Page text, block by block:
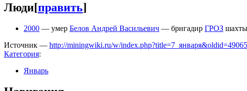
Люди[править]
2000 — умер Белов Андрей Васильевич — бригадир ГРОЗ
Источник — http://miningwiki.ru/w/index.php?title=7_января&oldid=49065
Категория:
Январь